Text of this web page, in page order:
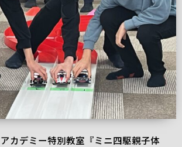
カデミー特別教室『ミニ四駆親子体